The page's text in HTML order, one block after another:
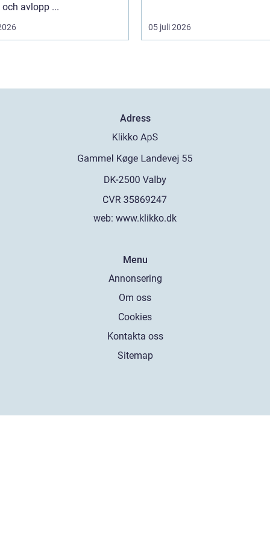
avlopp ...
05 juli 2026
Adress
web: www.klikko.dk
Menu
Annonsering
Om oss
Cookies
Kontakta oss
Sitemap